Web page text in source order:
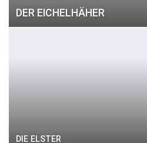
DER EICHELHÄHER
DIE ELSTER